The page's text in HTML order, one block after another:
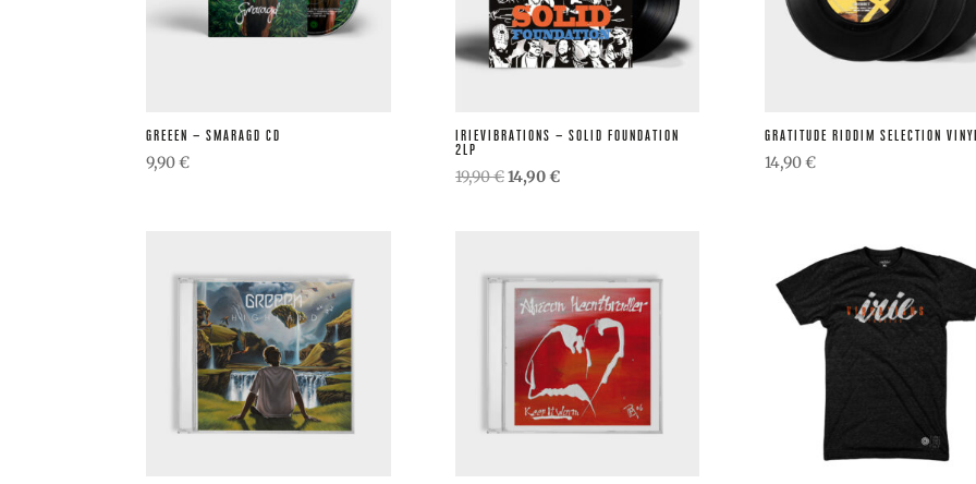
GREEEN – SMARAGD CD
9,90€
IRIEVIBRATIONS – SOLID FOUNDATION
2LP
19,90€Ursprünglicher
14,90€Aktueller
GRATITUDE RIDDIM SELECTION
14,90€